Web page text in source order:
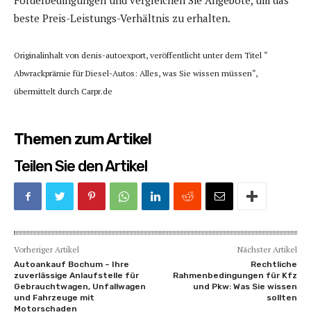
beste Preis-Leistungs-Verhältnis zu erhalten.
Originalinhalt von denis-autoexport, veröffentlicht unter dem Titel “
Abwrackprämie für Diesel-Autos: Alles, was Sie wissen müssen“,
übermittelt durch Carpr.de
Themen zum Artikel
Teilen Sie den Artikel
Vorheriger Artikel
Autoankauf Bochum – Ihre
zuverlässige Anlaufstelle für
Gebrauchtwagen, Unfallwagen
und Fahrzeuge mit
Motorschaden
Nächster Artikel
Rechtliche
Rahmenbedingungen für Kfz
und Pkw: Was Sie wissen
sollten